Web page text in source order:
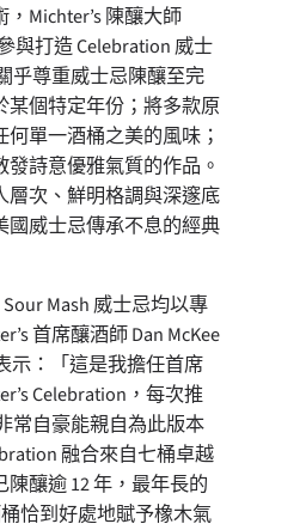
Michter’s 陳釀大師
與打造 Celebration 威士
乎尊重威士忌陳釀至完
某個特定年份；將多款原
單一酒桶之美的風味；
詩意優雅氣質的作品。
層次、鮮明格調與深邃底
國威士忌傳承不息的經典
Mash 威士忌均以專
首席釀酒師 Dan McKee
示：「這是我擔任首席
Celebration，每次推
常自豪能親自為此版本
融合來自七桶卓越
釀逾 12 年，最年長的
恰到好處地賦予橡木氣